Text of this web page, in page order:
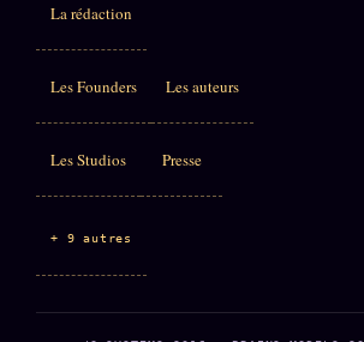
La rédaction
Les Founders Les auteurs
Les Studios Presse
+ 9 autres